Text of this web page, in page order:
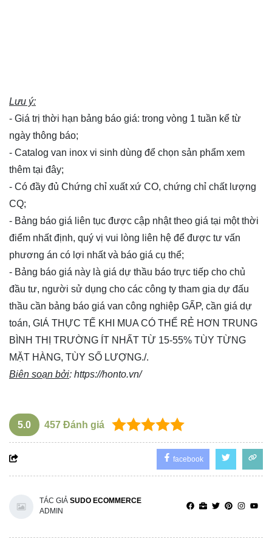
Lưu ý:
- Giá trị thời hạn bảng báo giá: trong vòng 1 tuần kể từ
ngày thông báo;
- Catalog van inox vi sinh dùng để chọn sản phẩm xem
thêm tại đây;
- Có đầy đủ Chứng chỉ xuất xứ CO, chứng chỉ chất lượng
CQ;
- Bảng báo giá liên tục được cập nhật theo giá tại một thời
điểm nhất định, quý vị vui lòng liên hệ để được tư vấn
phương án có lợi nhất và báo giá cụ thể;
- Bảng báo giá này là giá dự thầu báo trực tiếp cho chủ
đầu tư, người sử dụng cho các công ty tham gia dự đấu
thầu cần bảng báo giá van công nghiệp GẤP, cần giá dự
toán, GIÁ THỰC TẾ KHI MUA CÓ THỂ RẺ HƠN TRUNG
BÌNH THỊ TRƯỜNG ÍT NHẤT TỪ 15-55% TÙY TỪNG
MẶT HÀNG, TÙY SỐ LƯỢNG./.
Biên soạn bởi: https://honto.vn/
5.0 457 Đánh giá
facebook
TÁC GIẢ SUDO ECOMMERCE
ADMIN